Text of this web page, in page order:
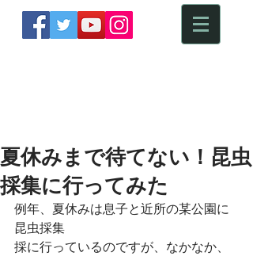
夏休みまで待てない！昆虫
採集に行ってみた
例年、夏休みは息子と近所の某公園に
昆虫採集
採に行っているのですが、なかなか、